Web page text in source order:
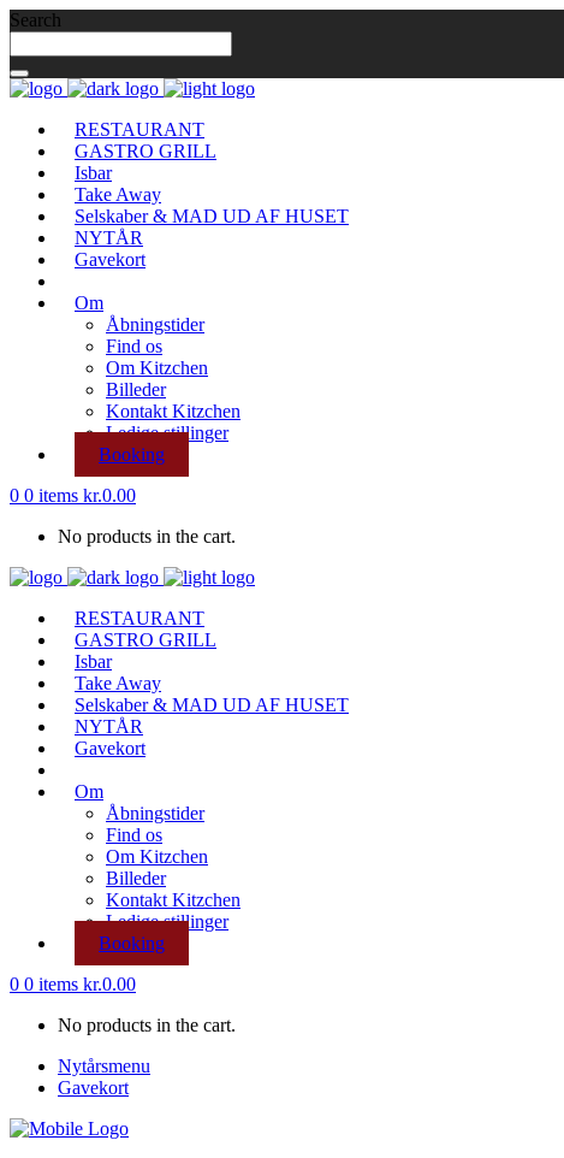
Search
RESTAURANT
GASTRO GRILL
Isbar
Take Away
Selskaber & MAD UD AF HUSET
NYTÅR
Gavekort
Om
Åbningstider
Find os
Om Kitzchen
Billeder
Kontakt Kitzchen
Ledige stillinger
Booking
0 0 items kr.0.00
No products in the cart.
RESTAURANT
GASTRO GRILL
Isbar
Take Away
Selskaber & MAD UD AF HUSET
NYTÅR
Gavekort
Om
Åbningstider
Find os
Om Kitzchen
Billeder
Kontakt Kitzchen
Ledige stillinger
Booking
0 0 items kr.0.00
No products in the cart.
Nytårsmenu
Gavekort